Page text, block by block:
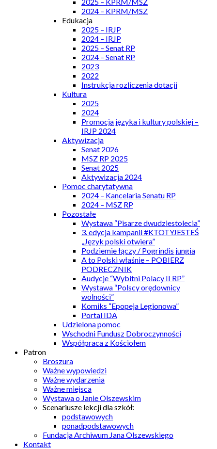
2024 – KPRM/MSZ
Edukacja
2025 – IRJP
2024 – IRJP
2025 – Senat RP
2024 – Senat RP
2023
2022
Instrukcja rozliczenia dotacji
Kultura
2025
2024
Promocja języka i kultury polskiej –
IRJP 2024
Aktywizacja
Senat 2026
MSZ RP 2025
Senat 2025
Aktywizacja 2024
Pomoc charytatywna
2024 – Kancelaria Senatu RP
2024 – MSZ RP
Pozostałe
Wystawa “Pisarze dwudziestolecia”
3. edycja kampanii #KTOTYJESTEŚ
„Język polski otwiera”
Podziemie łączy / Pogrindis jungia
A to Polski właśnie – POBIERZ
PODRECZNIK
Audycje “Wybitni Polacy II RP”
Wystawa “Polscy orędownicy
wolności”
Komiks “Epopeja Legionowa”
Portal IDA
Udzielona pomoc
Wschodni Fundusz Dobroczynności
Współpraca z Kościołem
Patron
Broszura
Ważne wypowiedzi
Ważne wydarzenia
Ważne miejsca
Wystawa o Janie Olszewskim
Scenariusze lekcji dla szkół:
podstawowych
ponadpodstawowych
Fundacja Archiwum Jana Olszewskiego
Kontakt